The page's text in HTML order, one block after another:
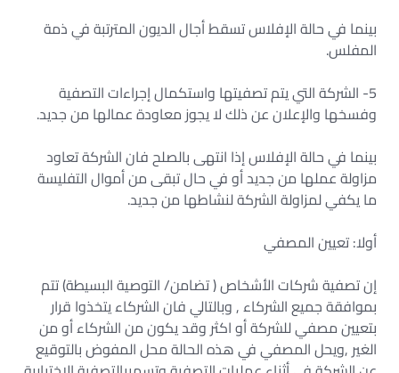
بينما في حالة الإفلاس تسقط أجال الديون المترتبة في ذمة
المفلس.
5- الشركة التي يتم تصفيتها واستكمال إجراءات التصفية
وفسخها والإعلان عن ذلك لا يجوز معاودة عمالها من جديد.
بينما في حالة الإفلاس إذا انتهى بالصلح فان الشركة تعاود
مزاولة عملها من جديد أو في حال تبقى من أموال التفليسة
ما يكفي لمزاولة الشركة لنشاطها من جديد.
أولا: تعيين المصفي
إن تصفية شركات الأشخاص ( تضامن/ التوصية البسيطة) تتم
بموافقة جميع الشركاء , وبالتالي فان الشركاء يتخذوا قرار
بتعيين مصفي للشركة أو اكثر وقد يكون من الشركاء أو من
الغير ,ويحل المصفي في هذه الحالة محل المفوض بالتوقيع